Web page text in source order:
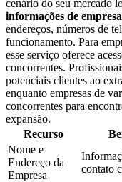
cenário do seu mercado
informações de
endereços, números de
funcionamento. Para
esse serviço oferece
concorrentes.
potenciais clientes ao
enquanto empresas de
concorrentes para
expansão.
Recurso
Nome e
Endereço da
Empresa
contato